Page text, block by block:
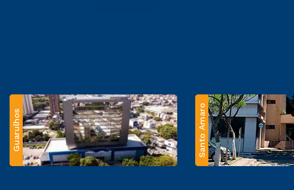
Guarulhos Santo Amaro